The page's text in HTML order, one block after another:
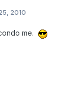
2010
me.